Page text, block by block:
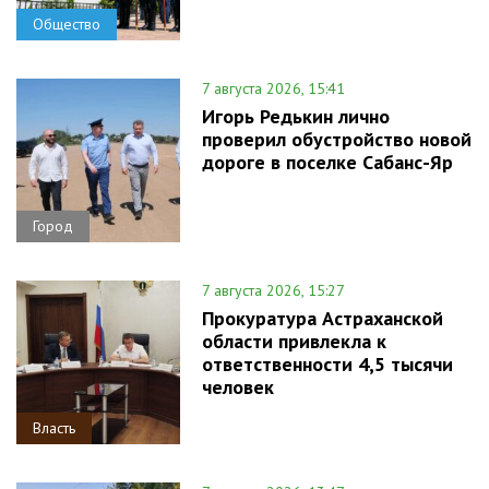
Общество
Город
7 августа 2026, 15:41
Игорь Редькин лично
проверил обустройство новой
дороге в поселке Сабанс-Яр
Власть
7 августа 2026, 15:27
Прокуратура Астраханской
области привлекла к
ответственности 4,5 тысячи
человек